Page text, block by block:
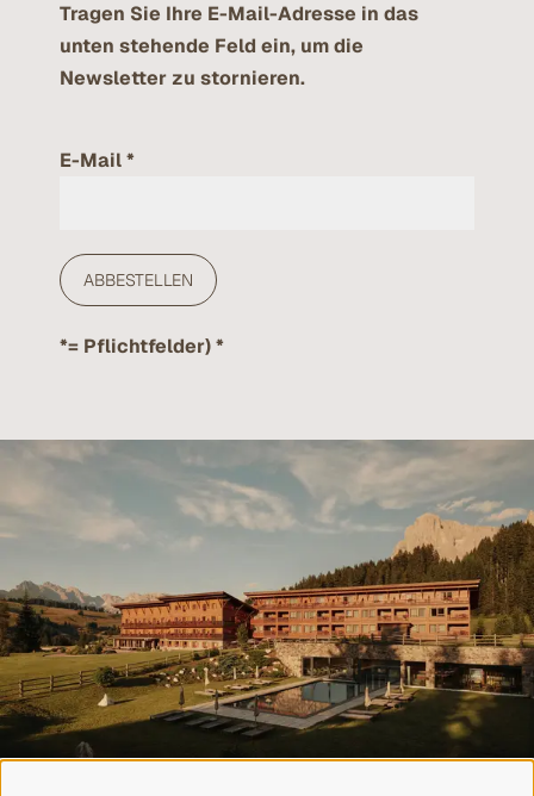
Tragen Sie Ihre E-Mail-Adresse in das
unten stehende Feld ein, um die
Newsletter zu stornieren.
E-Mail
*= Pflichtfelder)